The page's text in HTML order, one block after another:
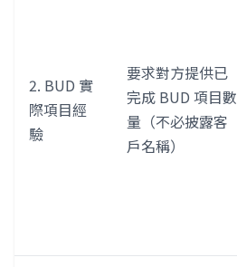
2. BUD 實
際項目經
驗
要求對方提供已
完成 BUD 項目數
量（不必披露客
戶名稱）